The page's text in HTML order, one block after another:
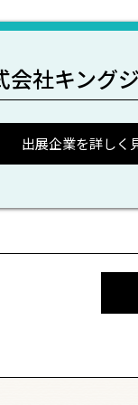
会社キング
出展企業を詳しく